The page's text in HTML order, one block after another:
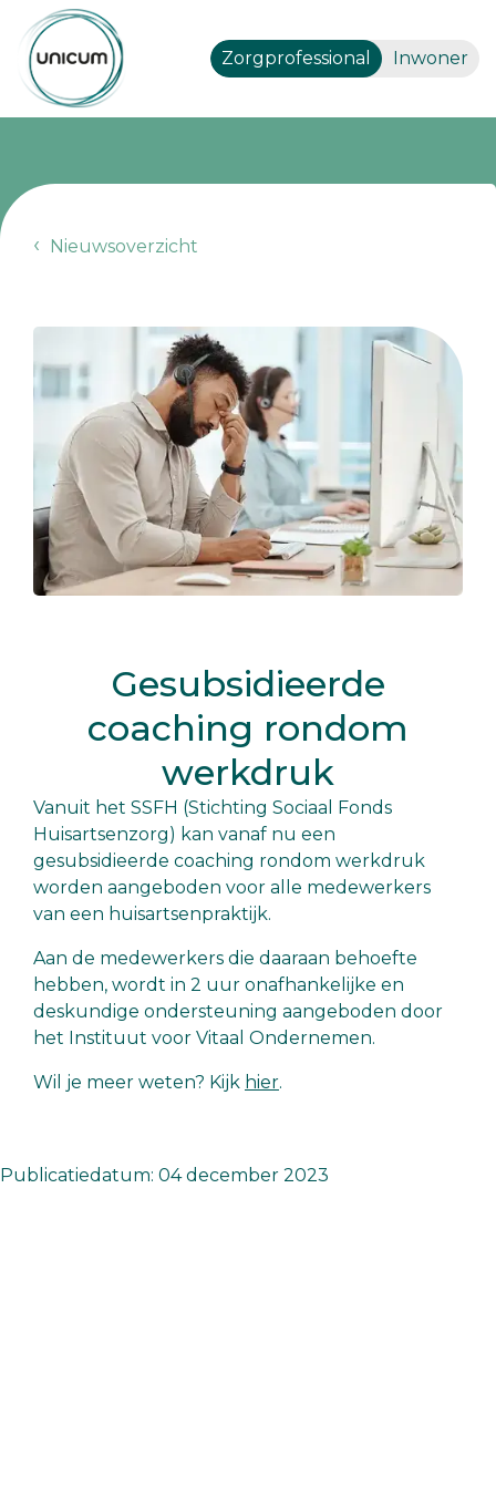
Zorgprofessional Inwoner
Nieuwsoverzicht
Gesubsidieerde
coaching rondom
werkdruk
Vanuit het SSFH (Stichting Sociaal Fonds
Huisartsenzorg) kan vanaf nu een
gesubsidieerde coaching rondom werkdruk
worden aangeboden voor alle medewerkers
van een huisartsenpraktijk.
Aan de medewerkers die daaraan behoefte
hebben, wordt in 2 uur onafhankelijke en
deskundige ondersteuning aangeboden door
het Instituut voor Vitaal Ondernemen.
Wil je meer weten? Kijk hier.
Publicatiedatum: 04 december 2023